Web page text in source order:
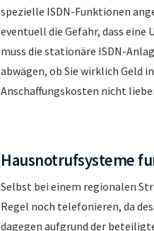
spezielle ISDN-Funktionen
eventuell die Gefahr, dass
muss die stationäre ISDN-
abwägen, ob Sie wirklich Geld
Anschaffungskosten nicht
Hausnotrufsysteme
Selbst bei einem regionalen
Regel noch telefonieren, da
dagegen aufgrund der